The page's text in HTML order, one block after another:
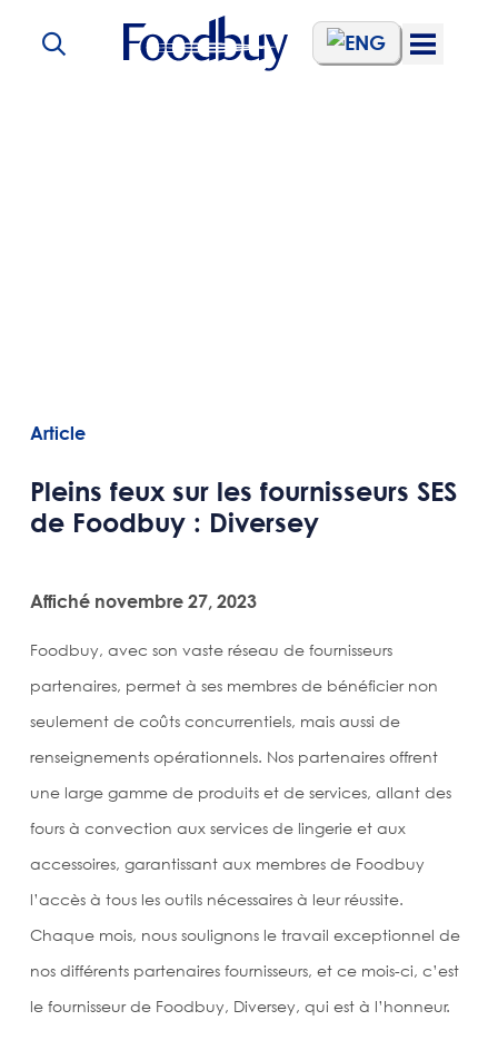
Article
Pleins feux sur les fournisseurs SES
de Foodbuy : Diversey
Affiché novembre 27, 2023
Foodbuy, avec son vaste réseau de fournisseurs
partenaires, permet à ses membres de bénéficier non
seulement de coûts concurrentiels, mais aussi de
renseignements opérationnels. Nos partenaires offrent
une large gamme de produits et de services, allant des
fours à convection aux services de lingerie et aux
accessoires, garantissant aux membres de Foodbuy
l’accès à tous les outils nécessaires à leur réussite.
Chaque mois, nous soulignons le travail exceptionnel de
nos différents partenaires fournisseurs, et ce mois-ci, c’est
le fournisseur de Foodbuy, Diversey, qui est à l’honneur.